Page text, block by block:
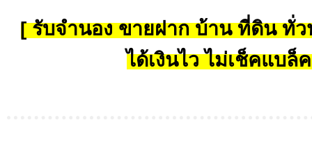
[ รับจำนอง ขายฝาก บ้าน ที่ดิน ทั่ว
ได้เงินไว ไม่เช็คแบล็